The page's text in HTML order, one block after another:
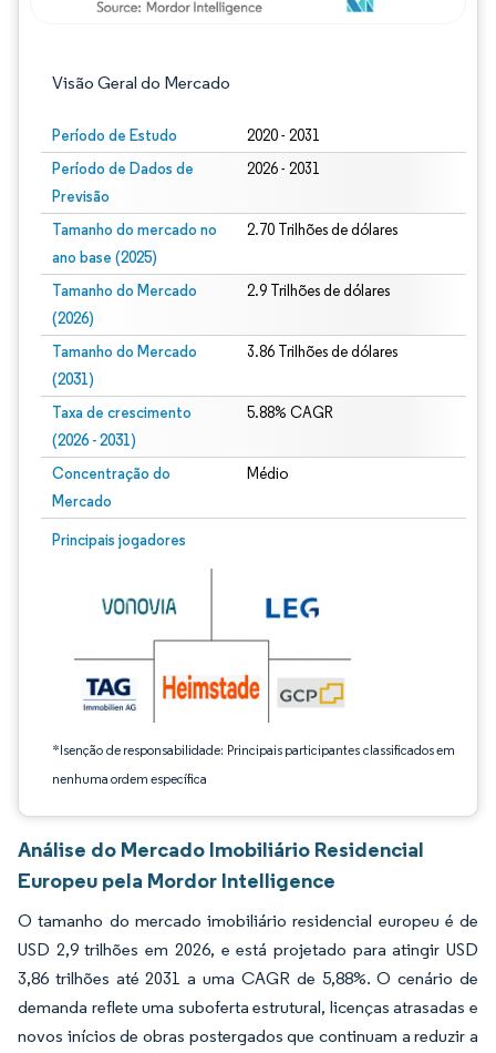
Visão Geral do Mercado
Período de Estudo 2020 - 2031
Período de Dados de
Previsão
2026 - 2031
Tamanho do mercado no
ano base (2025)
2.70 Trilhões de dólares
Tamanho do Mercado
(2026)
2.9 Trilhões de dólares
Tamanho do Mercado
(2031)
3.86 Trilhões de dólares
Taxa de crescimento
(2026 - 2031)
5.88% CAGR
Concentração do
Mercado
Médio
Principais jogadores
*Isenção de responsabilidade: Principais participantes classificados em
nenhuma ordem específica
Imagem © Mordor Intelligence. O reuso requer atribuição conforme CC BY 4.0.
Análise do Mercado Imobiliário Residencial
Europeu pela Mordor Intelligence
O tamanho do mercado imobiliário residencial europeu é de
USD 2,9 trilhões em 2026, e está projetado para atingir USD
3,86 trilhões até 2031 a uma CAGR de 5,88%. O cenário de
demanda reflete uma suboferta estrutural, licenças atrasadas e
novos inícios de obras postergados que continuam a reduzir a